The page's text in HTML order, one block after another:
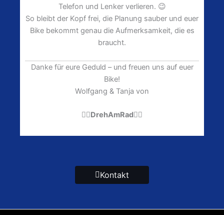
Telefon und Lenker verlieren. 😉
So bleibt der Kopf frei, die Planung sauber und euer
Bike bekommt genau die Aufmerksamkeit, die es
braucht.
Danke für eure Geduld – und freuen uns auf euer
Bike!
Wolfgang & Tanja von
🚴‍♀️DrehAmRad🚴‍♀️
Kontakt